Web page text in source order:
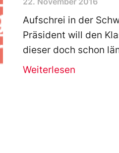
Aufschrei in der
Präsident will den
dieser doch schon
Weiterlesen